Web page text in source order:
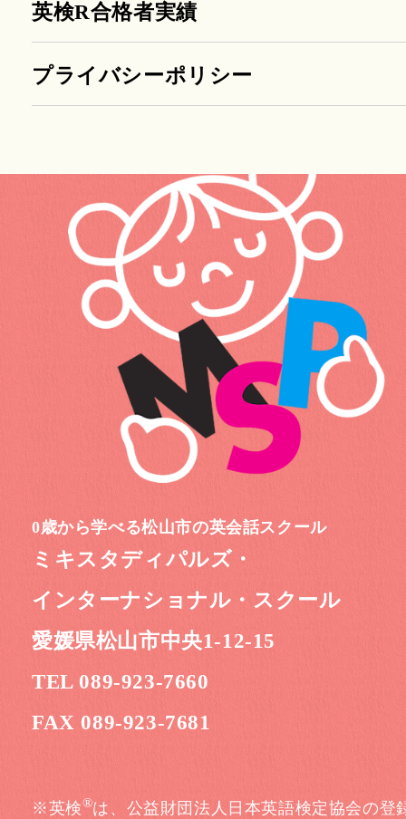
英検R合格者実績
プライバシーポリシー
0歳から学べる松山市の英会話スクール
ミキスタディパルズ・
インターナショナル・スクール
愛媛県松山市中央1-12-15
TEL 089-923-7660
FAX 089-923-7681
※英検®は、公益財団法人日本英語検定協会の登